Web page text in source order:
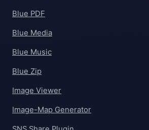
Blue PDF
Blue Media
Blue Music
Blue Zip
Image Viewer
Image-Map Generator